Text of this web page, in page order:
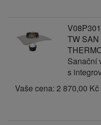
TW
Sanační
s
Vaše cena: 2 870,00 Kč